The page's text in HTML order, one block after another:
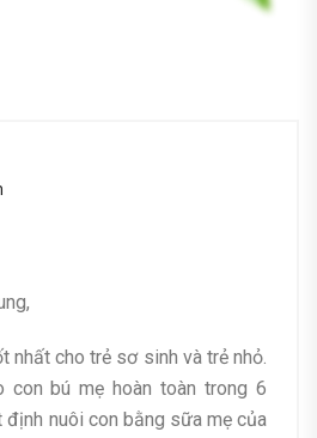
nhất cho trẻ sơ sinh và trẻ nhỏ.
con bú mẹ hoàn toàn trong 6
định nuôi con bằng sữa mẹ của